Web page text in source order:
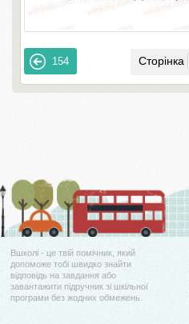
154 Сторінка
Вшколі - це твій помічник, який
допоможе тобі швидко знайти
відповідь на завдання або
завантажити підручник зі шкільної
програми без жодних обмежень.